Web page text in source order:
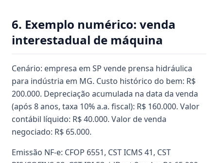
6. Exemplo numérico: venda
interestadual de máquina
Cenário: empresa em SP vende prensa hidráulica
para indústria em MG. Custo histórico do bem: R$
200.000. Depreciação acumulada na data da venda
(após 8 anos, taxa 10% a.a. fiscal): R$ 160.000. Valor
contábil líquido: R$ 40.000. Valor de venda
negociado: R$ 65.000.
Emissão NF-e: CFOP 6551, CST ICMS 41, CST